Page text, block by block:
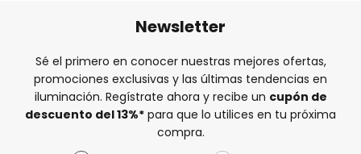
Newsletter
Sé el primero en conocer nuestras mejores ofertas,
promociones exclusivas y las últimas tendencias en
iluminación. Regístrate ahora y recibe un cupón de
descuento del13%* para que lo utilices en tu próxima
compra.